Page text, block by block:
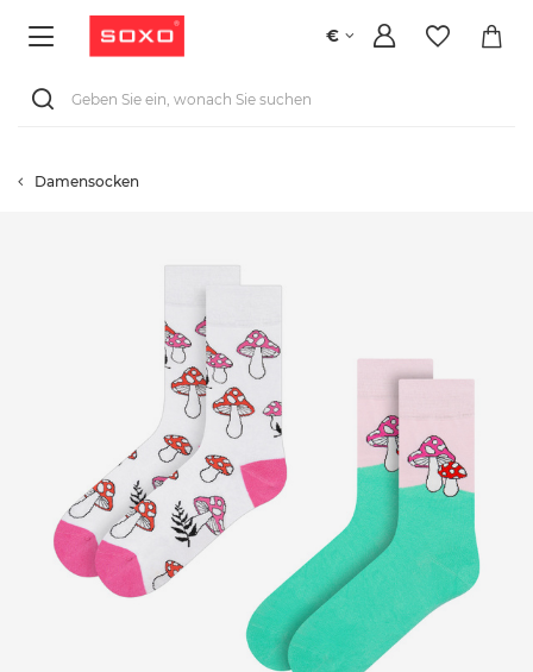
€
Damensocken